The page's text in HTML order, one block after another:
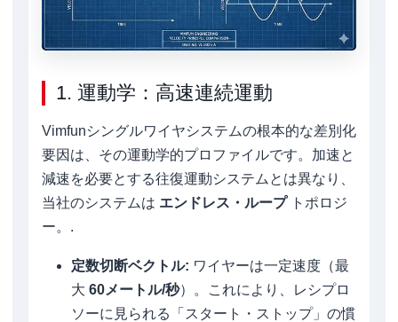
1. 運動学：高速連続運動
Vimfunシングルワイヤシステムの根本的な差別化
要因は、その運動学的プロファイルです。加速と
減速を必要とする往復運動システムとは異なり、
当社のシステムは エンドレス・ループトポロジ
ー。.
定数切断ベクトル: ワイヤーは一定速度（最
大 60メートル/秒）。これにより、レシプロ
ソーに見られる「スタート・ストップ」の慣